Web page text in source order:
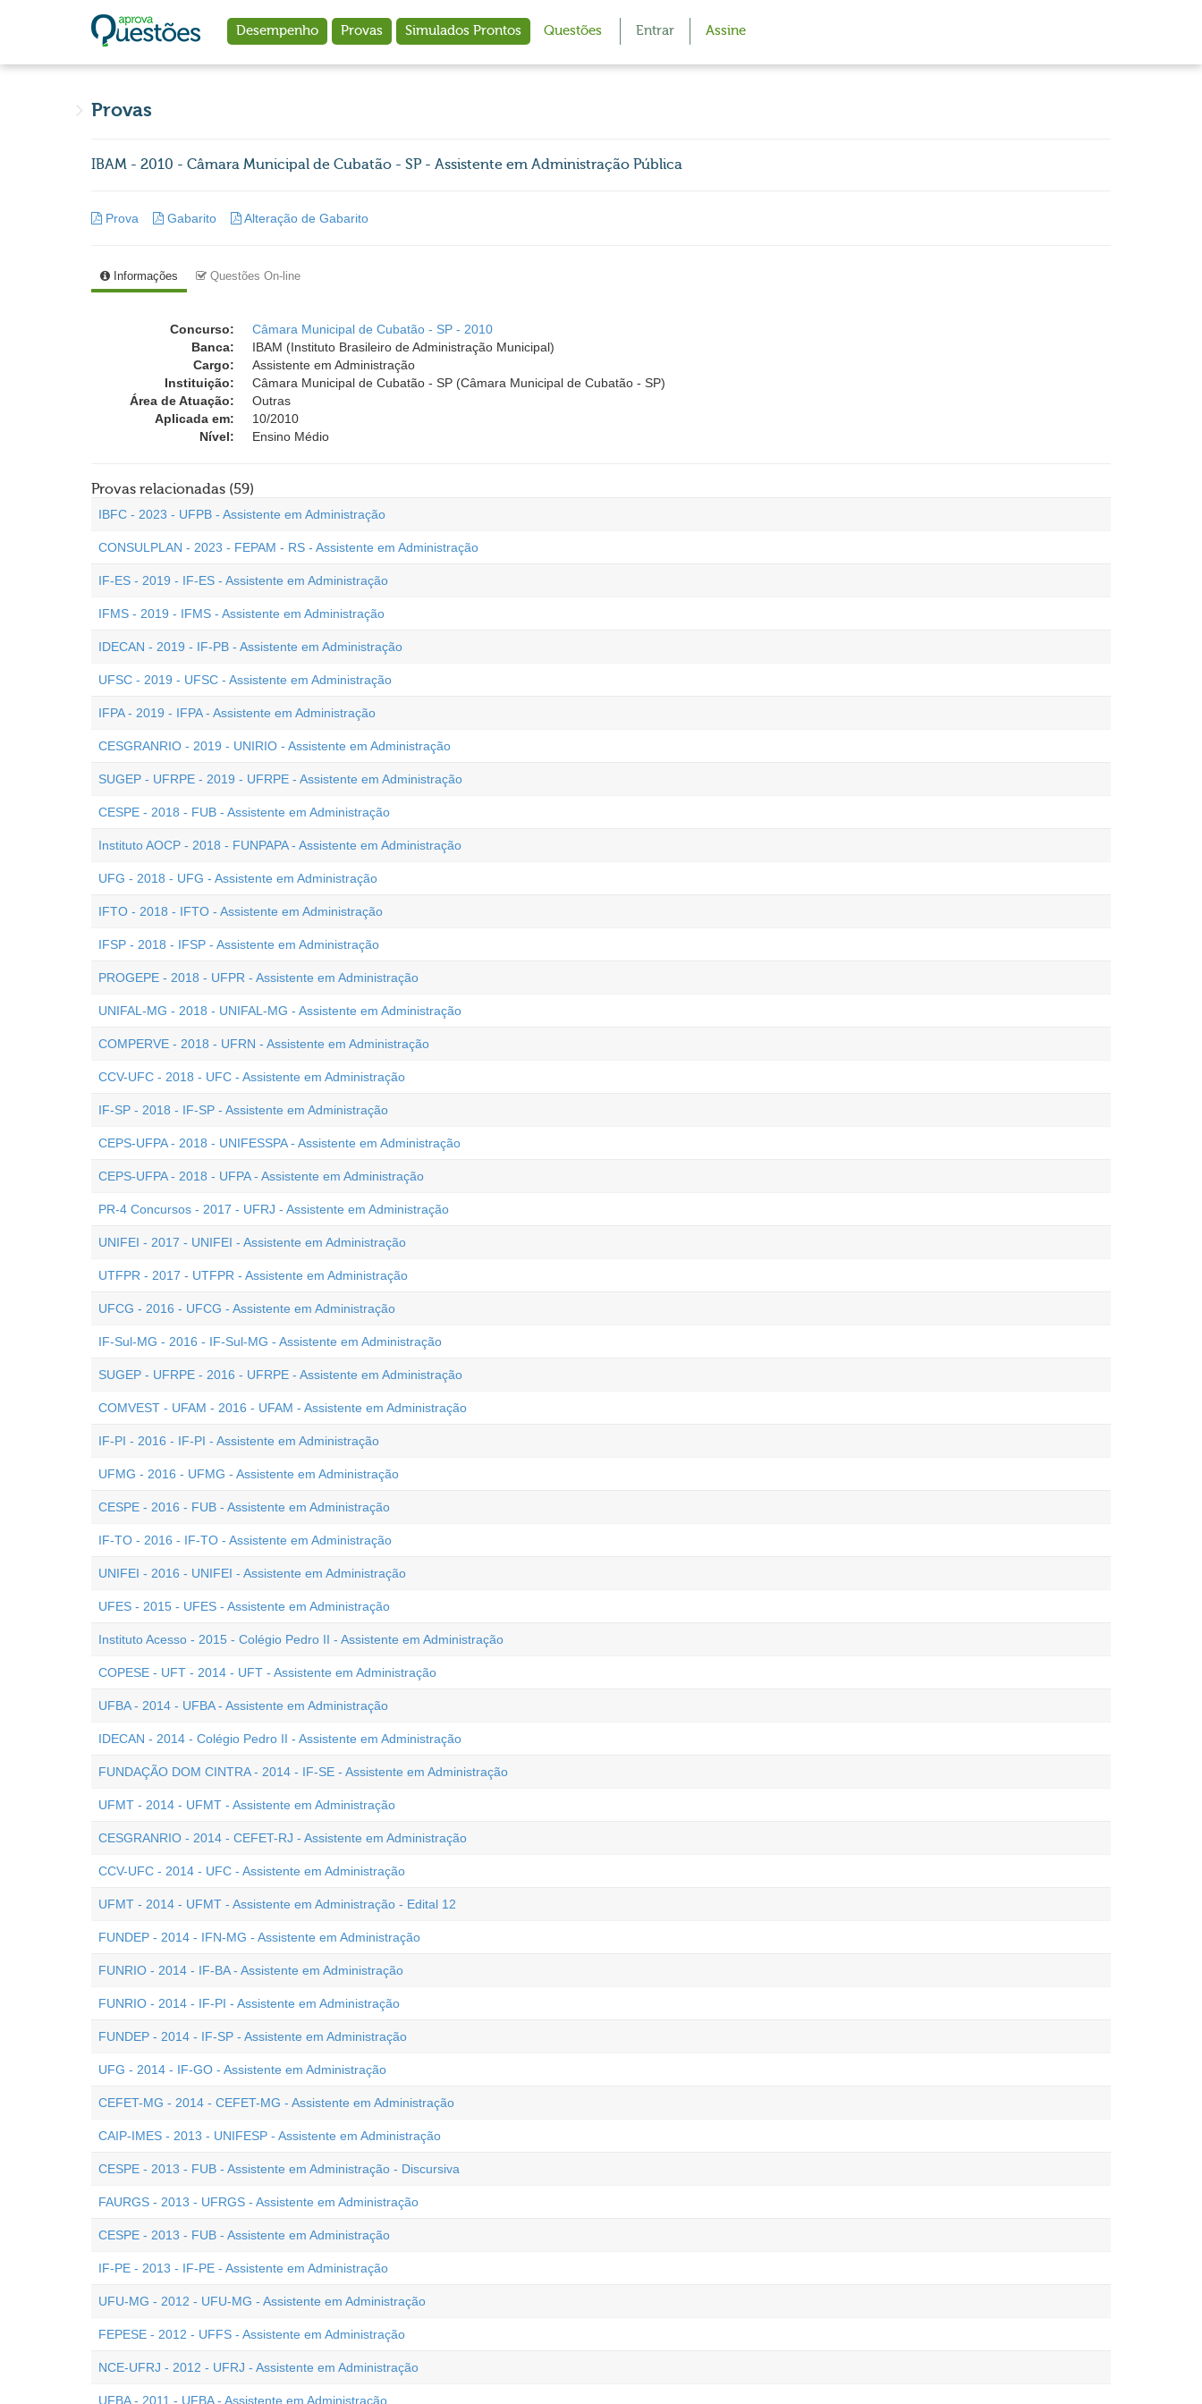
Desempenho Provas Simulados Prontos Questões Entrar Assine
Provas
IBAM - 2010 - Câmara Municipal de Cubatão - SP - Assistente em Administração Pública
Prova Gabarito Alteração de Gabarito
Informações Questões On-line
Concurso:
Câmara Municipal de Cubatão - SP - 2010
Banca:
IBAM (Instituto Brasileiro de Administração Municipal)
Cargo:
Assistente em Administração
Instituição:
Câmara Municipal de Cubatão - SP (Câmara Municipal de Cubatão - SP)
Área de Atuação:
Outras
Aplicada em:
10/2010
Nível:
Ensino Médio
Provas relacionadas (59)
IBFC - 2023 - UFPB - Assistente em Administração
CONSULPLAN - 2023 - FEPAM - RS - Assistente em Administração
IF-ES - 2019 - IF-ES - Assistente em Administração
IFMS - 2019 - IFMS - Assistente em Administração
IDECAN - 2019 - IF-PB - Assistente em Administração
UFSC - 2019 - UFSC - Assistente em Administração
IFPA - 2019 - IFPA - Assistente em Administração
CESGRANRIO - 2019 - UNIRIO - Assistente em Administração
SUGEP - UFRPE - 2019 - UFRPE - Assistente em Administração
CESPE - 2018 - FUB - Assistente em Administração
Instituto AOCP - 2018 - FUNPAPA - Assistente em Administração
UFG - 2018 - UFG - Assistente em Administração
IFTO - 2018 - IFTO - Assistente em Administração
IFSP - 2018 - IFSP - Assistente em Administração
PROGEPE - 2018 - UFPR - Assistente em Administração
UNIFAL-MG - 2018 - UNIFAL-MG - Assistente em Administração
COMPERVE - 2018 - UFRN - Assistente em Administração
CCV-UFC - 2018 - UFC - Assistente em Administração
IF-SP - 2018 - IF-SP - Assistente em Administração
CEPS-UFPA - 2018 - UNIFESSPA - Assistente em Administração
CEPS-UFPA - 2018 - UFPA - Assistente em Administração
PR-4 Concursos - 2017 - UFRJ - Assistente em Administração
UNIFEI - 2017 - UNIFEI - Assistente em Administração
UTFPR - 2017 - UTFPR - Assistente em Administração
UFCG - 2016 - UFCG - Assistente em Administração
IF-Sul-MG - 2016 - IF-Sul-MG - Assistente em Administração
SUGEP - UFRPE - 2016 - UFRPE - Assistente em Administração
COMVEST - UFAM - 2016 - UFAM - Assistente em Administração
IF-PI - 2016 - IF-PI - Assistente em Administração
UFMG - 2016 - UFMG - Assistente em Administração
CESPE - 2016 - FUB - Assistente em Administração
IF-TO - 2016 - IF-TO - Assistente em Administração
UNIFEI - 2016 - UNIFEI - Assistente em Administração
UFES - 2015 - UFES - Assistente em Administração
Instituto Acesso - 2015 - Colégio Pedro II - Assistente em Administração
COPESE - UFT - 2014 - UFT - Assistente em Administração
UFBA - 2014 - UFBA - Assistente em Administração
IDECAN - 2014 - Colégio Pedro II - Assistente em Administração
FUNDAÇÃO DOM CINTRA - 2014 - IF-SE - Assistente em Administração
UFMT - 2014 - UFMT - Assistente em Administração
CESGRANRIO - 2014 - CEFET-RJ - Assistente em Administração
CCV-UFC - 2014 - UFC - Assistente em Administração
UFMT - 2014 - UFMT - Assistente em Administração - Edital 12
FUNDEP - 2014 - IFN-MG - Assistente em Administração
FUNRIO - 2014 - IF-BA - Assistente em Administração
FUNRIO - 2014 - IF-PI - Assistente em Administração
FUNDEP - 2014 - IF-SP - Assistente em Administração
UFG - 2014 - IF-GO - Assistente em Administração
CEFET-MG - 2014 - CEFET-MG - Assistente em Administração
CAIP-IMES - 2013 - UNIFESP - Assistente em Administração
CESPE - 2013 - FUB - Assistente em Administração - Discursiva
FAURGS - 2013 - UFRGS - Assistente em Administração
CESPE - 2013 - FUB - Assistente em Administração
IF-PE - 2013 - IF-PE - Assistente em Administração
UFU-MG - 2012 - UFU-MG - Assistente em Administração
FEPESE - 2012 - UFFS - Assistente em Administração
NCE-UFRJ - 2012 - UFRJ - Assistente em Administração
UFBA - 2011 - UFBA - Assistente em Administração